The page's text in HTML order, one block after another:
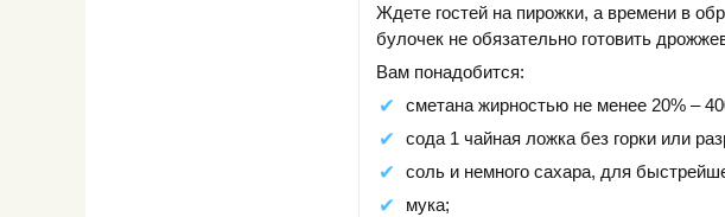
Ждете гостей на пирожки, а времени в
булочек не обязательно готовить
Вам понадобится:
сметана жирностью не менее 20% –
сода 1 чайная ложка без горки или
соль и немного сахара, для
мука;